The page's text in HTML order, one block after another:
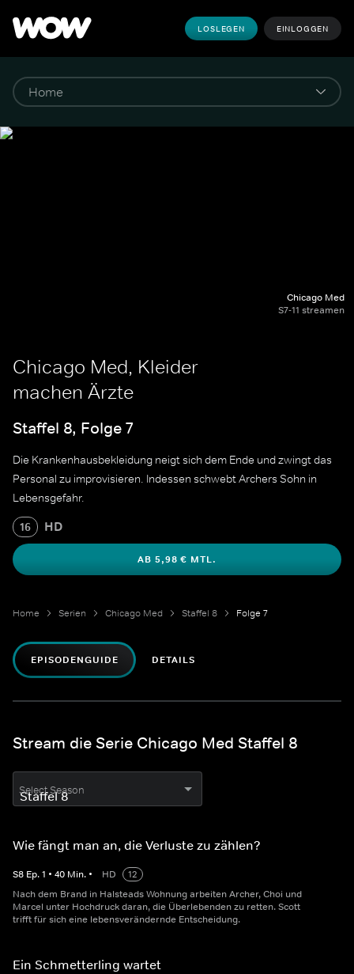
LOSLEGEN EINLOGGEN
Chicago Med
S7-11 streamen
Chicago Med, Kleider
machen Ärzte
Staffel 8, Folge 7
Die Krankenhausbekleidung neigt sich dem Ende und zwingt das
Personal zu improvisieren. Indessen schwebt Archers Sohn in
Lebensgefahr.
16 HD
AB 5,98 € MTL.
Home Serien Chicago Med Staffel 8 Folge 7
EPISODENGUIDE DETAILS
Stream die Serie Chicago Med Staffel 8
Select Season
Wie fängt man an, die Verluste zu zählen?
S8 Ep.1 • 40 Min. • HD
12
Nach dem Brand in Halsteads Wohnung arbeiten Archer, Choi und
Marcel unter Hochdruck daran, die Überlebenden zu retten. Scott
trifft für sich eine lebensverändernde Entscheidung.
Ein Schmetterling wartet